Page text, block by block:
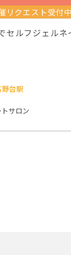
リクエスト受付中
セルフジェルネ
台駅
サロン